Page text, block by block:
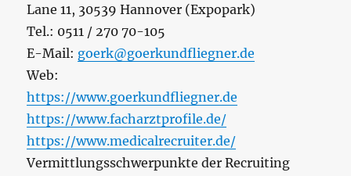
Lane 11, 30539 Hannover (Expopark)
Tel.: 0511 / 270 70-105
E-Mail: goerk@goerkundfliegner.de
Web:
https://www.goerkundfliegner.de
https://www.facharztprofile.de/
https://www.medicalrecruiter.de/
Vermittlungsschwerpunkte der Recruiting